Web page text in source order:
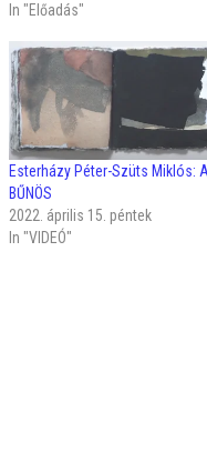
In "Előadás"
Esterházy Péter-Szüts Miklós: A
BŰNÖS
2022. április 15. péntek
In "VIDEÓ"